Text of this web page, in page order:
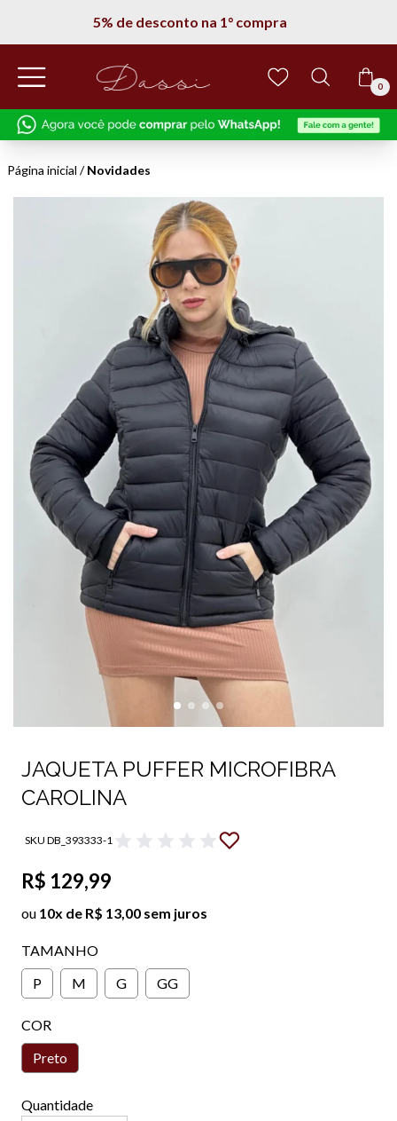
5% de desconto na 1° compra
0
Página inicial /Novidades
JAQUETA PUFFER MICROFIBRA
CAROLINA
SKU DB_393333-1
R$ 129,99
ou 10x de R$ 13,00 sem juros
TAMANHO
P
M G GG
COR
Preto
Quantidade